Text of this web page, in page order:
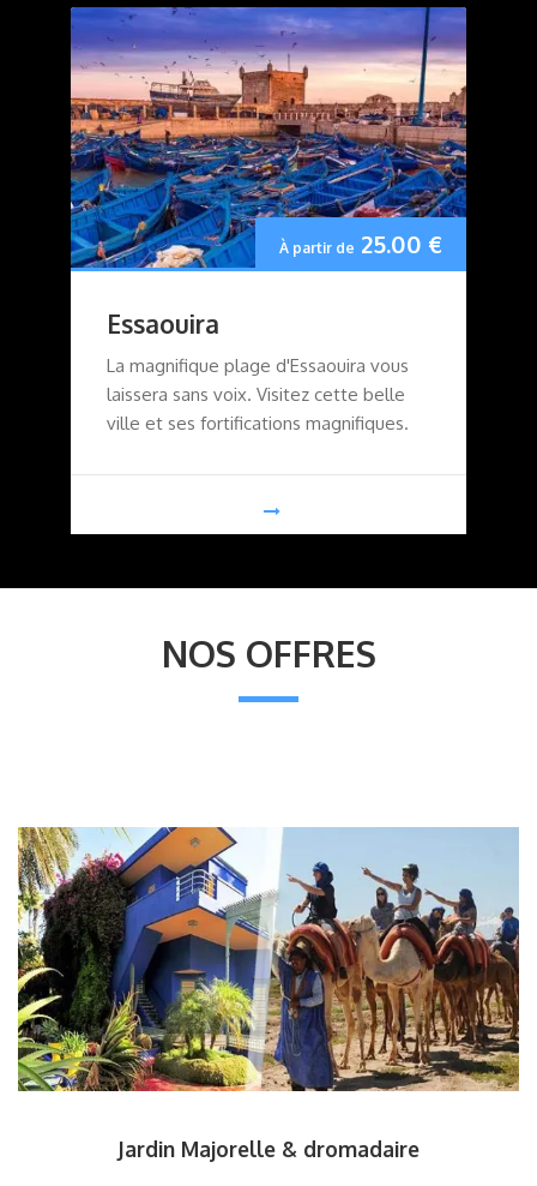
À partir de 25.00 €
Essaouira
La magnifique plage d'Essaouira vous
laissera sans voix. Visitez cette belle
ville et ses fortifications magnifiques.
NOS OFFRES
Jardin Majorelle & dromadaire